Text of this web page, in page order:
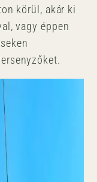
körül, akár ki
vagy éppen